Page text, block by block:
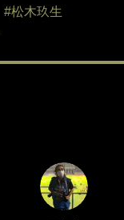
#松木玖生